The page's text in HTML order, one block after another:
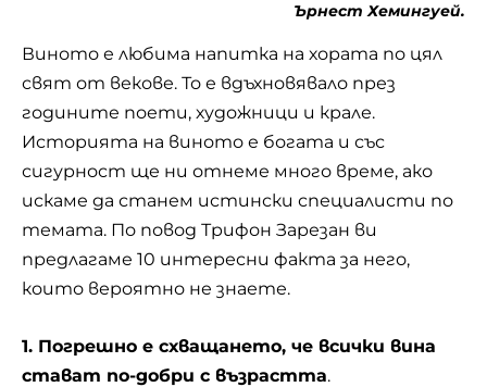
Ърнест Хемингуей.
Виното е любима напитка на хората по цял
свят от векове. То е вдъхновявало през
годините поети, художници и крале.
Историята на виното е богата и със
сигурност ще ни отнеме много време, ако
искаме да станем истински специалисти по
темата. По повод Трифон Зарезан ви
предлагаме 10 интересни факта за него,
които вероятно не знаете.
1. Погрешно е схващането, че всички вина
стават по-добри с възрастта.